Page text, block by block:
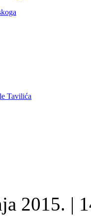
2015. |